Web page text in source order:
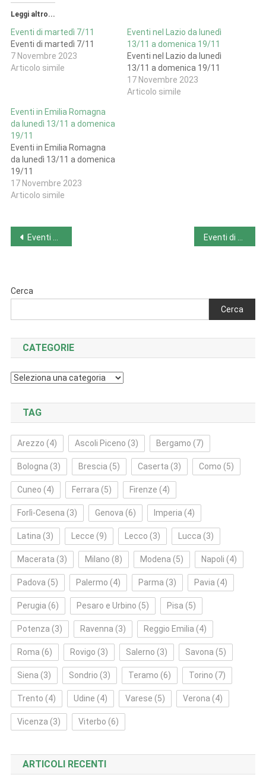
Leggi altro...
Eventi di martedì 7/11
Eventi di martedì 7/11
7 Novembre 2023
Articolo simile
Eventi nel Lazio da lunedì
13/11 a domenica 19/11
Eventi nel Lazio da lunedì
13/11 a domenica 19/11
17 Novembre 2023
Articolo simile
Eventi in Emilia Romagna
da lunedì 13/11 a domenica
19/11
Eventi in Emilia Romagna
da lunedì 13/11 a domenica
19/11
17 Novembre 2023
Articolo simile
Navigazione
Eventi di domenica 12/11
Cerca
Cerca
CATEGORIE
Categorie
TAG
Arezzo (4) Ascoli Piceno (3) Bergamo (7)
Bologna (3) Brescia (5) Caserta (3) Como (5)
Cuneo (4) Ferrara (5) Firenze (4)
Forlì‑Cesena (3) Genova (6) Imperia (4)
Latina (3) Lecce (9) Lecco (3) Lucca (3)
Macerata (3) Milano (8) Modena (5) Napoli (4)
Padova (5) Palermo (4) Parma (3) Pavia (4)
Perugia (6) Pesaro e Urbino (5) Pisa (5)
Potenza (3) Ravenna (3) Reggio Emilia (4)
Roma (6) Rovigo (3) Salerno (3) Savona (5)
Siena (3) Sondrio (3) Teramo (6) Torino (7)
Trento (4) Udine (4) Varese (5) Verona (4)
Vicenza (3) Viterbo (6)
ARTICOLI RECENTI